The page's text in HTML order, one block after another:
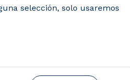
selección, solo usaremos